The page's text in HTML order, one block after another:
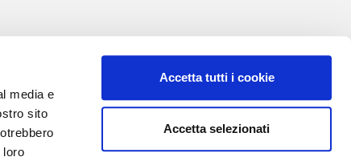
media e
sito
loro
Accetta tutti i cookie
Accetta selezionati